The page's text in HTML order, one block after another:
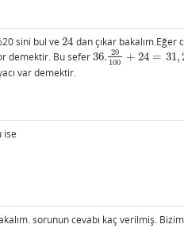
sini bul ve24
24 dan çıkar bakalım.Eğer
demektir. Bu sefer36. 20
100
+ 24 = 31,
36.20100+24 =31,2
var demektir.
ise
sorunun cevabı kaç verilmiş.